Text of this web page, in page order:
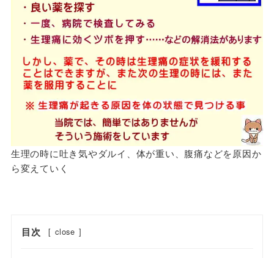
生理の時に吐き気やダルイ、体が重い、腹痛などを原因か
ら変えていく
目次 [ close ]